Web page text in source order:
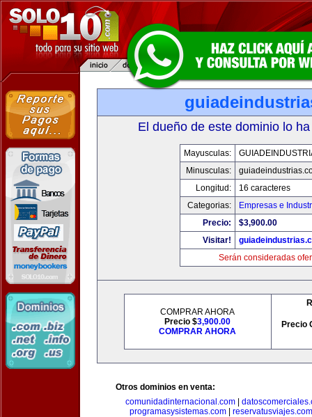
El dueño de este dominio lo
Mayusculas:
Minusculas:
Longitud:
16 caracteres
Categorias:
Empresas e
Precio:
$3,900.00
Visitar!
Serán consideradas
COMPRAR AHORA
Precio $3,900.00
COMPRAR AHORA
Precio
Otros dominios en venta:
comunidadinternacional.com
programasysistemas.com
reservatusviajes.com